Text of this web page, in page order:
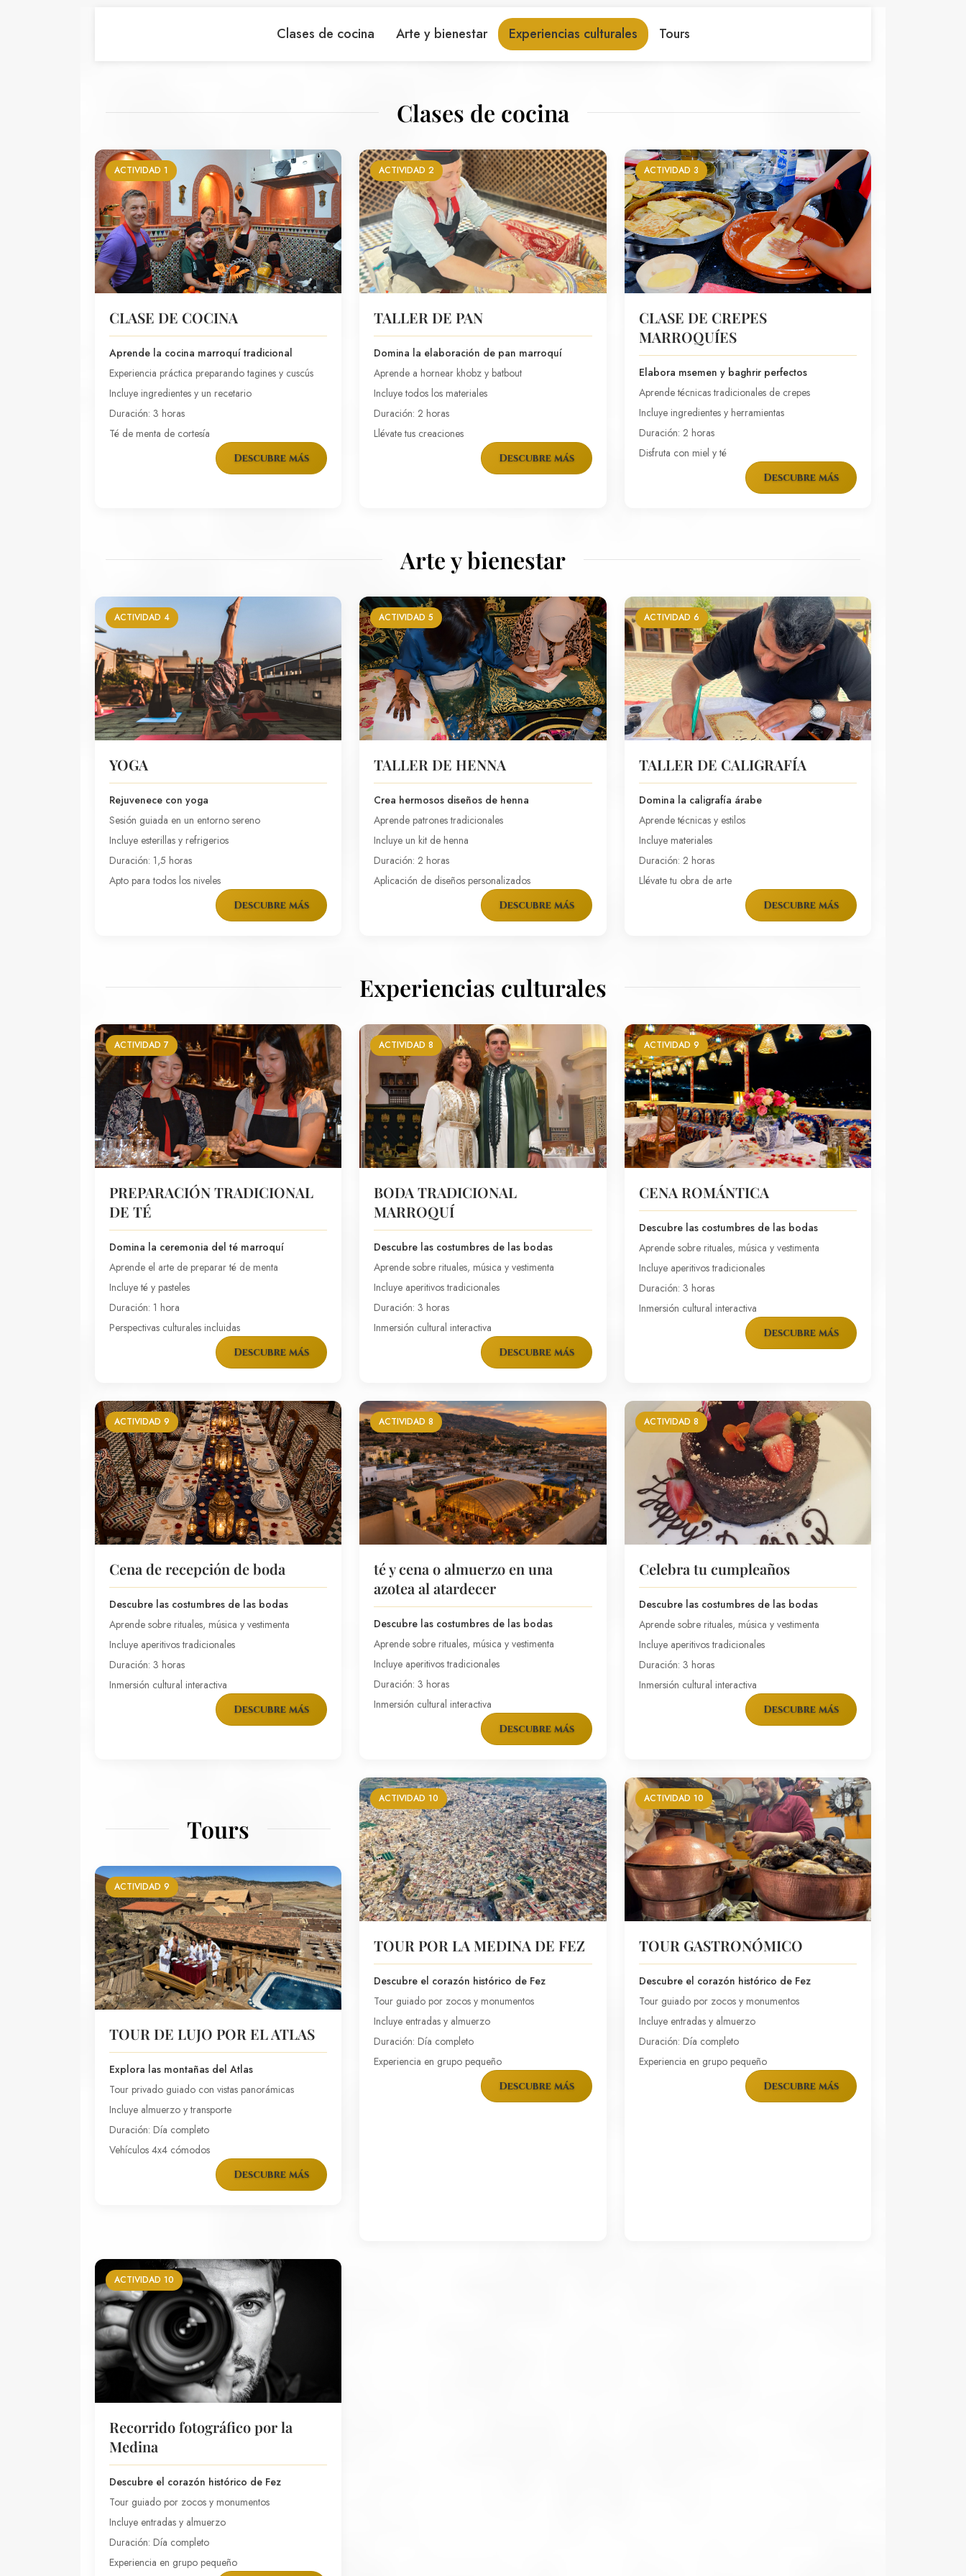
Clases de cocina Arte y bienestar Experiencias culturales Tours
Clases de cocina
ACTIVIDAD 1
CLASE DE COCINA
Aprende la cocina marroquí tradicional
Experiencia práctica preparando tagines y cuscús
Incluye ingredientes y un recetario
Duración: 3 horas
Té de menta de cortesía
Descubre más
ACTIVIDAD 2
TALLER DE PAN
Domina la elaboración de pan marroquí
Aprende a hornear khobz y batbout
Incluye todos los materiales
Duración: 2 horas
Llévate tus creaciones
Descubre más
ACTIVIDAD 3
CLASE DE CREPES
MARROQUÍES
Elabora msemen y baghrir perfectos
Aprende técnicas tradicionales de crepes
Incluye ingredientes y herramientas
Duración: 2 horas
Disfruta con miel y té
Descubre más
Arte y bienestar
ACTIVIDAD 4
YOGA
Rejuvenece con yoga
Sesión guiada en un entorno sereno
Incluye esterillas y refrigerios
Duración: 1,5 horas
Apto para todos los niveles
Descubre más
ACTIVIDAD 5
TALLER DE HENNA
Crea hermosos diseños de henna
Aprende patrones tradicionales
Incluye un kit de henna
Duración: 2 horas
Aplicación de diseños personalizados
Descubre más
ACTIVIDAD 6
TALLER DE CALIGRAFÍA
Domina la caligrafía árabe
Aprende técnicas y estilos
Incluye materiales
Duración: 2 horas
Llévate tu obra de arte
Descubre más
Experiencias culturales
ACTIVIDAD 7
PREPARACIÓN TRADICIONAL
DE TÉ
Domina la ceremonia del té marroquí
Aprende el arte de preparar té de menta
Incluye té y pasteles
Duración: 1 hora
Perspectivas culturales incluidas
Descubre más
ACTIVIDAD 8
BODA TRADICIONAL
MARROQUÍ
Descubre las costumbres de las bodas
Aprende sobre rituales, música y vestimenta
Incluye aperitivos tradicionales
Duración: 3 horas
Inmersión cultural interactiva
Descubre más
ACTIVIDAD 9
CENA ROMÁNTICA
Descubre las costumbres de las bodas
Aprende sobre rituales, música y vestimenta
Incluye aperitivos tradicionales
Duración: 3 horas
Inmersión cultural interactiva
Descubre más
ACTIVIDAD 9
Cena de recepción de boda
Descubre las costumbres de las bodas
Aprende sobre rituales, música y vestimenta
Incluye aperitivos tradicionales
Duración: 3 horas
Inmersión cultural interactiva
Descubre más
ACTIVIDAD 8
té y cena o almuerzo en una
azotea al atardecer
Descubre las costumbres de las bodas
Aprende sobre rituales, música y vestimenta
Incluye aperitivos tradicionales
Duración: 3 horas
Inmersión cultural interactiva
Descubre más
ACTIVIDAD 8
Celebra tu cumpleaños
Descubre las costumbres de las bodas
Aprende sobre rituales, música y vestimenta
Incluye aperitivos tradicionales
Duración: 3 horas
Inmersión cultural interactiva
Descubre más
Tours
ACTIVIDAD 9
TOUR DE LUJO POR EL ATLAS
Explora las montañas del Atlas
Tour privado guiado con vistas panorámicas
Incluye almuerzo y transporte
Duración: Día completo
Vehículos 4x4 cómodos
Descubre más
ACTIVIDAD 10
TOUR POR LA MEDINA DE FEZ
Descubre el corazón histórico de Fez
Tour guiado por zocos y monumentos
Incluye entradas y almuerzo
Duración: Día completo
Experiencia en grupo pequeño
Descubre más
ACTIVIDAD 10
TOUR GASTRONÓMICO
Descubre el corazón histórico de Fez
Tour guiado por zocos y monumentos
Incluye entradas y almuerzo
Duración: Día completo
Experiencia en grupo pequeño
Descubre más
ACTIVIDAD 10
Recorrido fotográfico por la
Medina
Descubre el corazón histórico de Fez
Tour guiado por zocos y monumentos
Incluye entradas y almuerzo
Duración: Día completo
Experiencia en grupo pequeño